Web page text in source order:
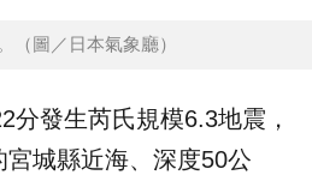
（圖／日本氣象廳）
分發生芮氏規模6.3地震 ，
宮城縣近海、深度50公